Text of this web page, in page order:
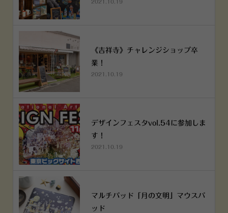
2021.10.19
《吉祥寺》チャレンジショップ卒
業！
2021.10.19
デザインフェスタvol.54に参加しま
す！
2021.10.19
マルチパッド「月の文明」マウスパ
ッド